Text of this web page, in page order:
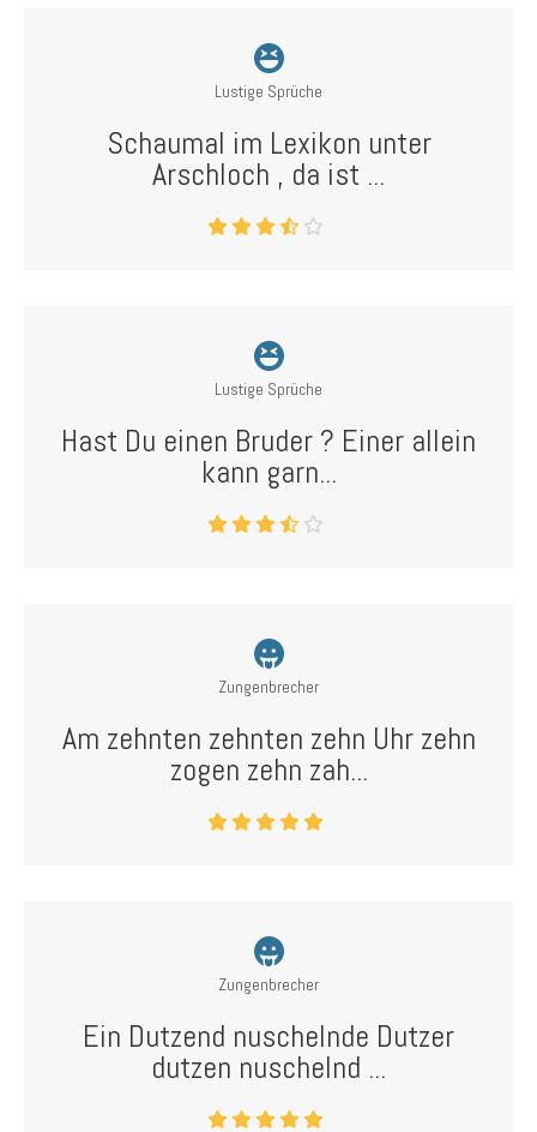
Lustige Sprüche
Schaumal im Lexikon unter
Arschloch , da ist ...
Lustige Sprüche
Hast Du einen Bruder ? Einer allein
kann garn...
Zungenbrecher
Am zehnten zehnten zehn Uhr zehn
zogen zehn zah...
Zungenbrecher
Ein Dutzend nuschelnde Dutzer
dutzen nuschelnd ...